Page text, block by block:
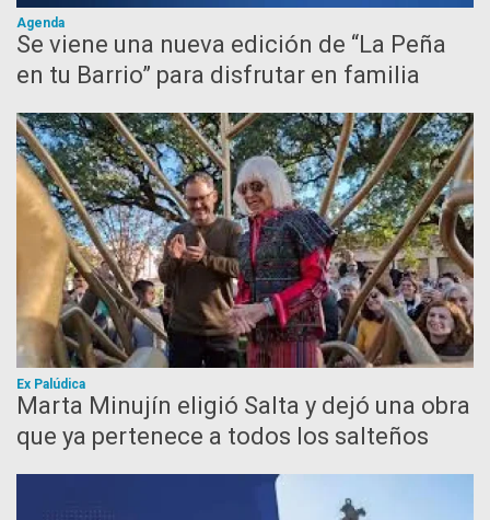
Agenda
Se viene una nueva edición de “La Peña
en tu Barrio” para disfrutar en familia
Ex Palúdica
Marta Minujín eligió Salta y dejó una obra
que ya pertenece a todos los salteños